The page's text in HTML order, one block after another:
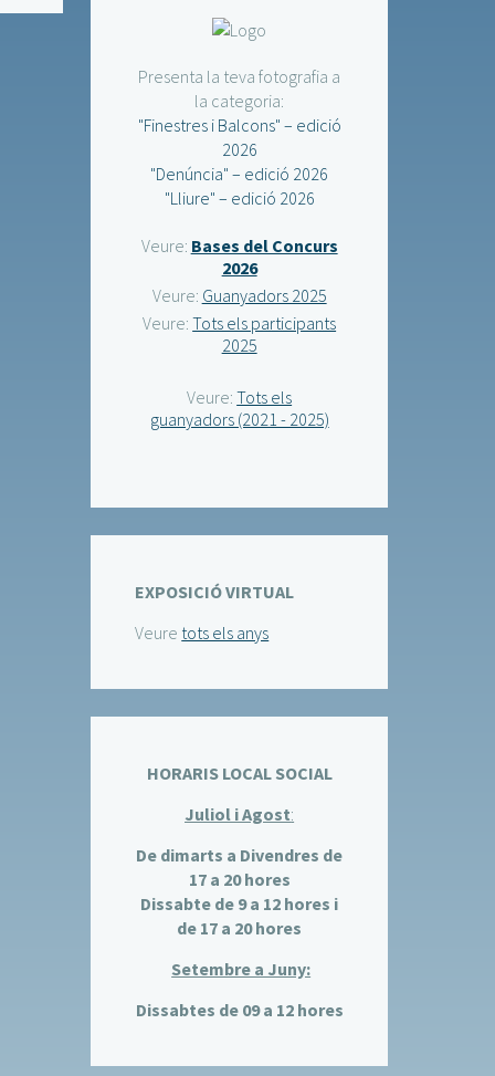
Presenta la teva fotografia a
la categoria:
"Finestres i Balcons" – edició
2026
"Denúncia" – edició 2026
"Lliure" – edició 2026
Veure: Bases del Concurs
2026
Veure: Guanyadors 2025
Veure:Tots els participants
2025
Veure:Tots els
guanyadors (2021 - 2025)
EXPOSICIÓ VIRTUAL
Veure tots els anys
HORARIS LOCAL SOCIAL
Juliol i Agost:
De dimarts a Divendres de
17 a 20 hores
Dissabte de 9 a 12 hores i
de 17 a 20 hores
Setembre a Juny:
Dissabtes de 09 a 12 hores